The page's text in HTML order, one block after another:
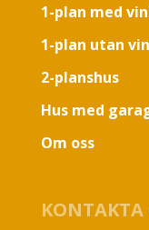
1-plan med
1-plan utan
2-planshus
Hus med
Om oss
KONTAKTA